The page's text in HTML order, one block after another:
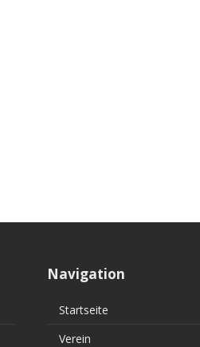
Navigation
Startseite
Verein